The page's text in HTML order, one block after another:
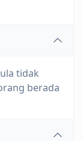
tidak
berada